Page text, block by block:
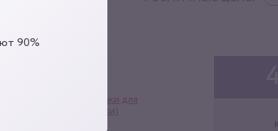
Замки для
(замки-защёлки)
90%